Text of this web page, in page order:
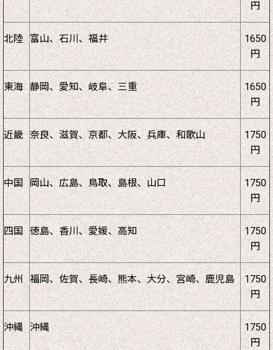
円
北陸 富山、石川、福井
1650
円
東海 静岡、愛知、岐阜、三重
1650
円
近畿 奈良、滋賀、京都、大阪、兵庫、和歌山
1750
円
中国 岡山、広島、鳥取、島根、山口
1750
円
四国 徳島、香川、愛媛、高知
1750
円
九州 福岡、佐賀、長崎、熊本、大分、宮崎、鹿児島
1750
円
沖縄 沖縄
1750
円